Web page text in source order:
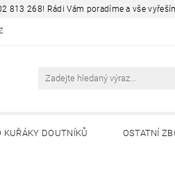
813 268! Rádi Vám poradíme a vše
KUŘÁKY DOUTNÍKŮ OSTATNÍ